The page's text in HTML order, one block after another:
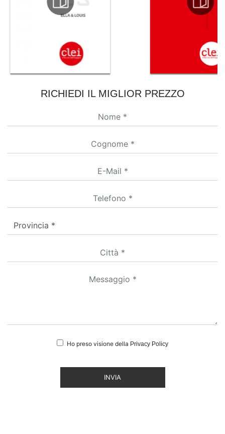
RICHIEDI IL MIGLIOR PREZZO
Ho preso visione della Privacy Policy
INVIA